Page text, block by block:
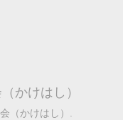
かけはし）
（かけはし）.